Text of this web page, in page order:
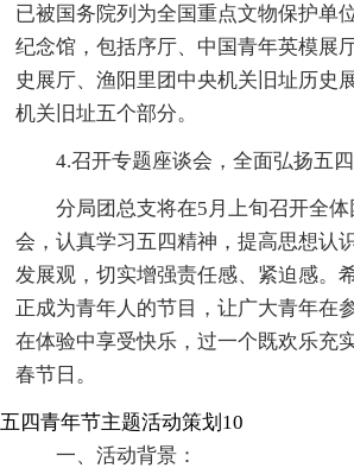
已被国务院列为全国重点文物保护单
纪念馆，包括序厅、中国青年英模展
史展厅、渔阳里团中央机关旧址历史
机关旧址五个部分。
4.召开专题座谈会，全面弘扬五
分局团总支将在5月上旬召开全
会，认真学习五四精神，提高思想认
发展观，切实增强责任感、紧迫感。
正成为青年人的节目，让广大青年在
在体验中享受快乐，过一个既欢乐充
春节日。
五四青年节主题活动策划10
一、活动背景：